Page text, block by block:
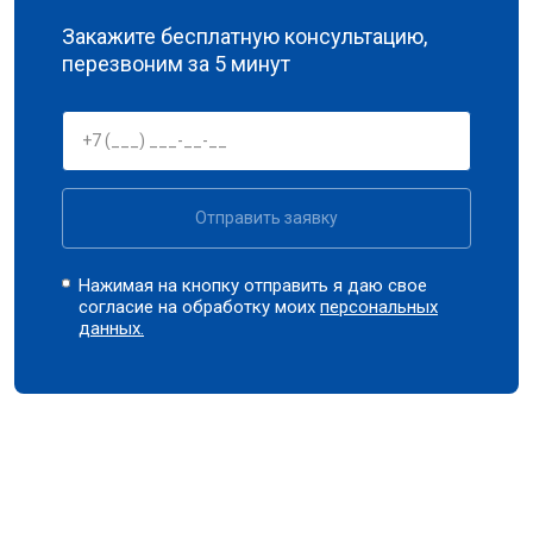
Закажите бесплатную консультацию,
перезвоним за 5 минут
Отправить заявку
Нажимая на кнопку отправить я даю свое
согласие на обработку моихперсональных
данных.